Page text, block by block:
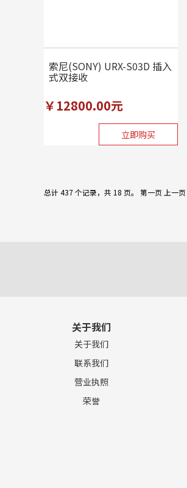
索尼(SONY) URX-S03D 插入
式双接收
￥12800.00元
立即购买
总计 437 个记录，共 18 页。 第一页 上一页
关于我们
关于我们
联系我们
营业执照
荣誉